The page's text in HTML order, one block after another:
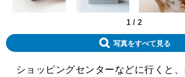
1 / 2
写真をすべて見る
ショッピングセンターなどに行くと、